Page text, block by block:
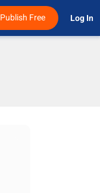
Publish Free Log In